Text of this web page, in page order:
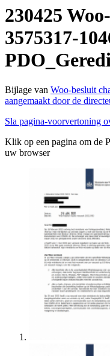
230425
3575317-
Bijlage van Woo-besluit
aangemaakt door de
Sla pagina-voorvertoning
Klik op een pagina om de
uw browser